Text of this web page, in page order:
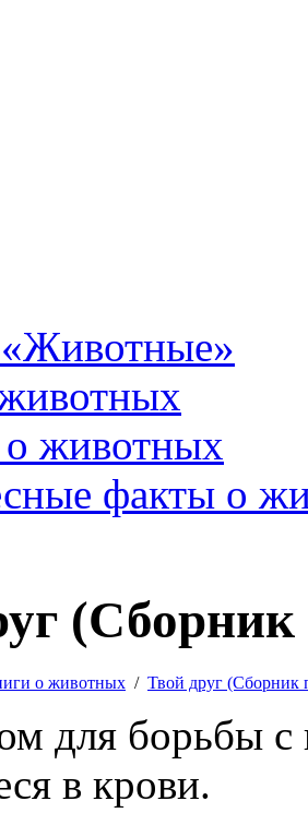
«Животные»
о животных
факты о
(Сборник
о животных / Твой друг (Сборник
для борьбы
в крови.